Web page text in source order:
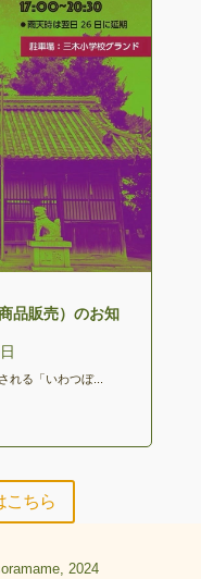
品販売）のお知
れる「いわつぼ...
こちら
2024